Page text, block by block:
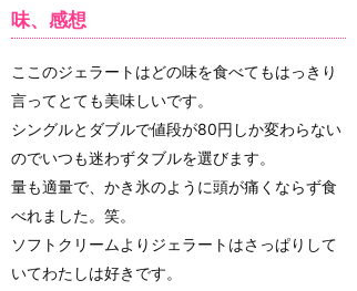
味、感想
ここのジェラートはどの味を食べてもはっきり
言ってとても美味しいです。
シングルとダブルで値段が80円しか変わらない
のでいつも迷わずタブルを選びます。
量も適量で、かき氷のように頭が痛くならず食
べれました。笑。
ソフトクリームよりジェラートはさっぱりして
いてわたしは好きです。